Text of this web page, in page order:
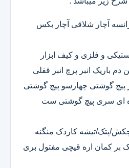
آچار شلاقی آچار بکس
و فلزی و کیف ابزار
دم باریک انبر پرچ انبر قفلی
پیچ گوشتی چهارسو پیچ گوشتی
ای سری پیچ گوشتی ست
چکش/پتک/تیشه کاردک منگنه
بر کمان اره قیچی مفتول بری